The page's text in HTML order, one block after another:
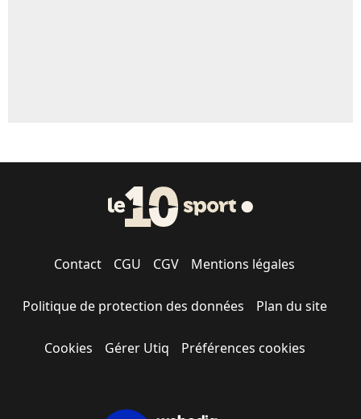
Contact CGU CGV Mentions légales
Politique de protection des données Plan du site
Cookies Gérer Utiq Préférences cookies